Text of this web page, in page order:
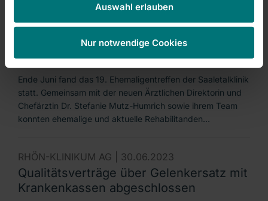
Auswahl erlauben
Nur notwendige Cookies
Saaletalklinik feiert 19.
Ehemaligentreffen – erstmals mit der
neuen Ärztlichen Direktorin und
Chefärztin Dr. Stefanie Mutz-Humrich
Ende Juni fand das 19. Ehemaligentreffen der Saaletalklinik
statt. Gemeinsam mit der neuen Ärztlichen Direktorin und
Chefärztin Dr. Stefanie Mutz-Humrich sowie ihrem Team
konnten ehemalige und aktuelle Rehabilitanden…
RHÖN-KLINIKUM AG | 30.06.2023
Qualitätsverträge über Gelenkersatz mit
Krankenkassen abgeschlossen